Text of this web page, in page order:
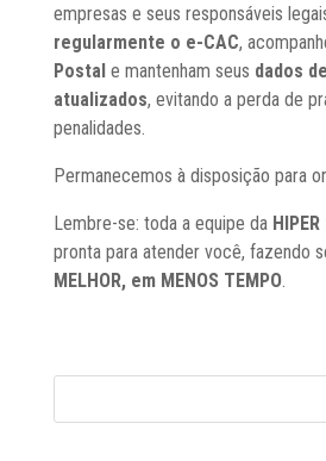
empresas e seus responsáveis
regularmente o e-CAC,
Postale mantenham seus dados
atualizados, evitando a perda de
penalidades.
Permanecemos à disposição para
Lembre-se: toda a equipe da HIPER
pronta para atender você, fazendo
MELHOR, em MENOS TEMPO.